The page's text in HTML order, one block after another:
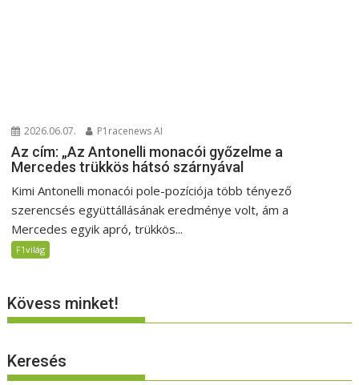
2026.06.07. P1racenews AI
Az cím: „Az Antonelli monacói győzelme a
Mercedes trükkös hátsó szárnyával
Kimi Antonelli monacói pole-pozíciója több tényező
szerencsés együttállásának eredménye volt, ám a
Mercedes egyik apró, trükkös...
F1világ
Kövess minket!
Keresés